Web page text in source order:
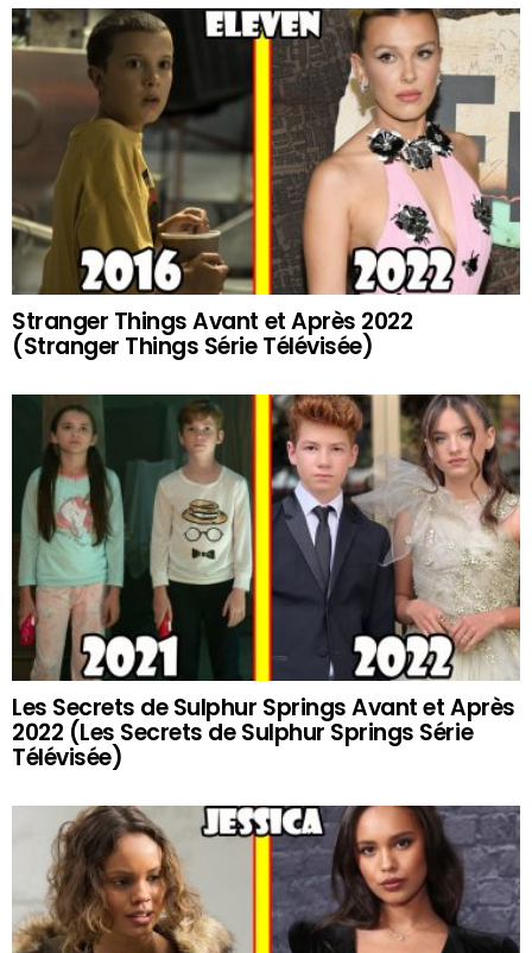
Stranger Things Avant et Après 2022
(Stranger Things Série Télévisée)
Les Secrets de Sulphur Springs Avant et Après
2022 (Les Secrets de Sulphur Springs Série
Télévisée)